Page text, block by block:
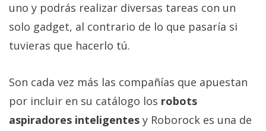
Foros
Sobre
nosotros
/
uno y podrás realizar diversas tareas con un
solo gadget, al contrario de lo que pasaría si
tuvieras que hacerlo tú.
Son cada vez más las compañías que apuestan
por incluir en su catálogo los robots
aspiradores inteligentes y Roborock es una de